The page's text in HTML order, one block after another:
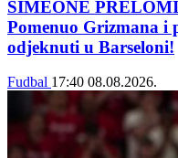
SIMEONE
Pomenuo Grizmana i
odjeknuti u Barseloni!
Fudbal 17:40 08.08.2026.